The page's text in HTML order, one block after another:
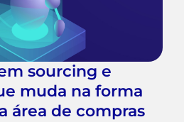
sourcing e
muda na forma
área de compras